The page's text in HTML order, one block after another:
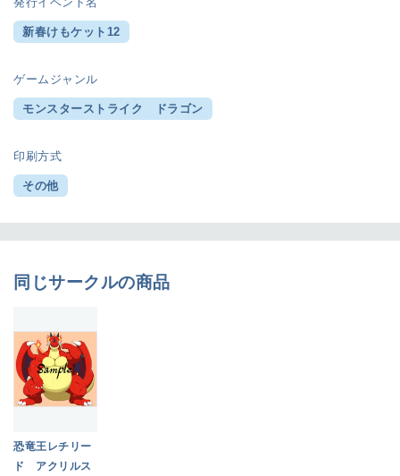
新春けもケット12
ゲームジャンル
モンスターストライク ドラゴン
印刷方式
その他
同じサークルの商品
恐竜王レチリー
ド アクリルス